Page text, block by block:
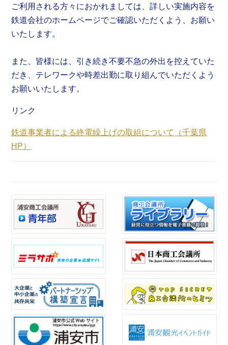
ご利用される方々におかれましては、詳しい実施内容を
鉄道会社のホームページでご確認いただくよう、お願い
いたします。
また、皆様には、引き続き不要不急の外出を控えていた
だき、テレワークや時差出勤に取り組んでいただくよう
お願いいたします。
リンク
鉄道事業者による終電繰上げの取組について（千葉県
HP）